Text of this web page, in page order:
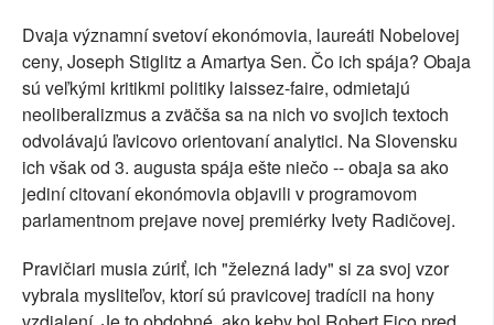
Dvaja významní svetoví ekonómovia, laureáti Nobelovej
ceny, Joseph Stiglitz a Amartya Sen. Čo ich spája? Obaja
sú veľkými kritikmi politiky laissez-faire, odmietajú
neoliberalizmus a zväčša sa na nich vo svojich textoch
odvolávajú ľavicovo orientovaní analytici. Na Slovensku
ich však od 3. augusta spája ešte niečo -- obaja sa ako
jediní citovaní ekonómovia objavili v programovom
parlamentnom prejave novej premiérky Ivety Radičovej.
Pravičiari musia zúriť, ich "železná lady" si za svoj vzor
vybrala mysliteľov, ktorí sú pravicovej tradícii na hony